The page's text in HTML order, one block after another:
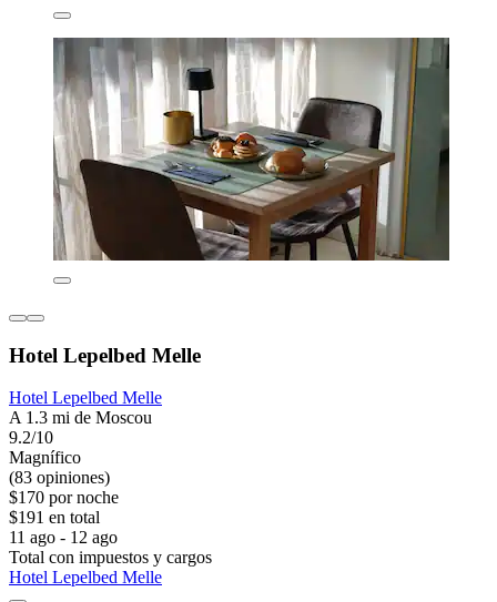
Hotel Lepelbed Melle
Hotel Lepelbed Melle
A 1.3 mi de Moscou
9.2/10
Magnífico
(83 opiniones)
$170 por noche
$191 en total
11 ago - 12 ago
Total con impuestos y cargos
Hotel Lepelbed Melle